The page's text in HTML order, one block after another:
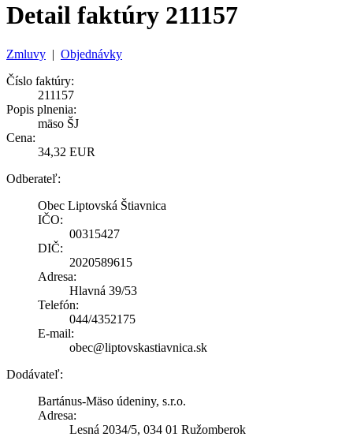
Detail faktúry 211157
Zmluvy | Objednávky
Číslo faktúry:
211157
Popis plnenia:
mäso ŠJ
Cena:
34,32 EUR
Odberateľ:
Obec Liptovská Štiavnica
IČO:
00315427
DIČ:
2020589615
Adresa:
Hlavná 39/53
Telefón:
044/4352175
E-mail:
obec@liptovskastiavnica.sk
Dodávateľ:
Bartánus-Mäso údeniny, s.r.o.
Adresa:
Lesná 2034/5, 034 01 Ružomberok